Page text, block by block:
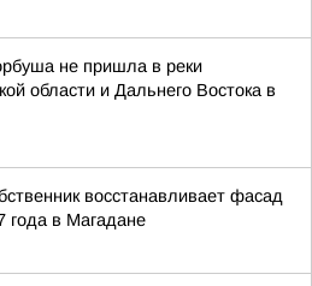
не пришла в реки
области и Дальнего Востока в
восстанавливает фасад
года в Магадане